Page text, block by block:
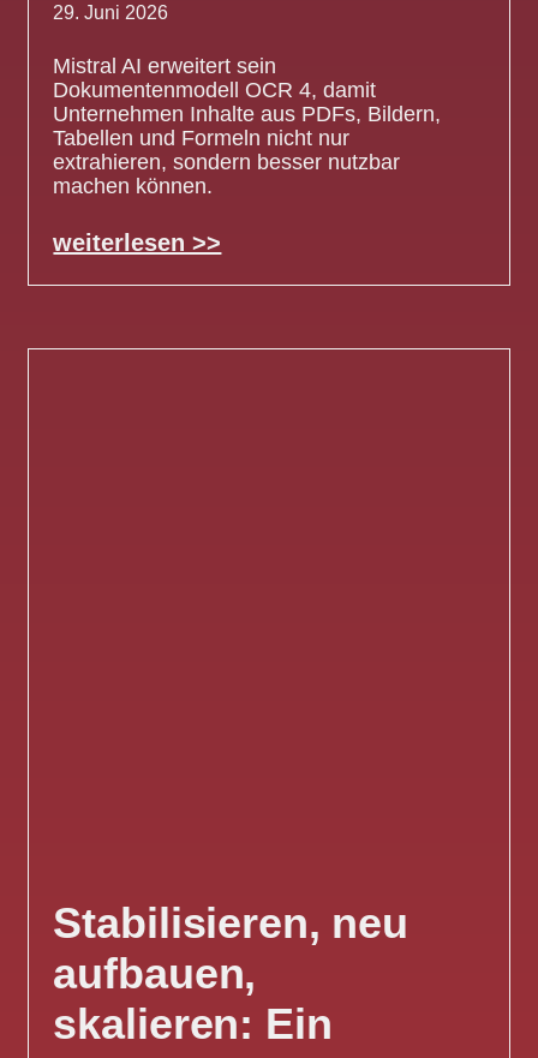
29. Juni 2026
Mistral AI erweitert sein
Dokumentenmodell OCR 4, damit
Unternehmen Inhalte aus PDFs, Bildern,
Tabellen und Formeln nicht nur
extrahieren, sondern besser nutzbar
machen können.
weiterlesen >>
Stabilisieren, neu
aufbauen,
skalieren: Ein